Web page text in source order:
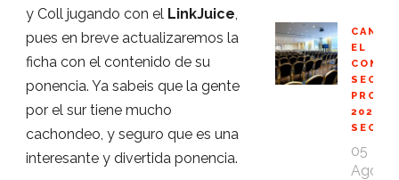
y Coll jugando con el LinkJuice,
pues en breve actualizaremos la
ficha con el contenido de su
ponencia. Ya sabeis que la gente
por el sur tiene mucho
cachondeo, y seguro que es una
interesante y divertida ponencia.
EL
SEO
2020
05
Ago